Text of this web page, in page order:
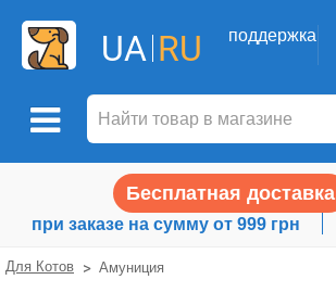
UA RU поддержка
Бесплатная доставка
при заказе на сумму от 999 грн
Для Котов Амуниция